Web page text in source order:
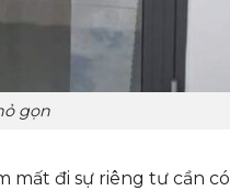
gọn
mất đi sự riêng tư cần có